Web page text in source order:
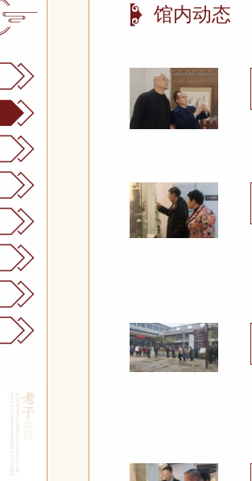
馆内动态